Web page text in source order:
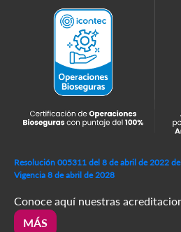
Resolución 005311 del 8 de abril de 2022
Vigencia 8 de abril de 2028
Conoce aquí nuestras
MÁS